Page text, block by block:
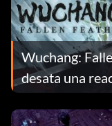
Wuchang:
desata una
reversión